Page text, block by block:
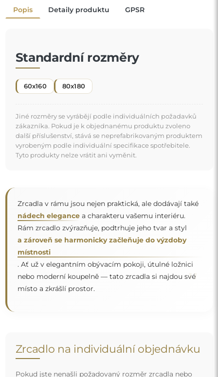
nádech elegancea charakteru vašemu interiéru.
. Ať už v elegantním obývacím pokoji, útulné ložnici
místo a zkrášlí prostor.
Zrcadlo na individuální objednávku
vyrobit, jsou200×300 cma kulatá zrcadla o průměru
200 cm. Zrcadla vyrábíme na individuální objednávku.
Doporučujeme zaslat poptávku spolu s projektem na
e-mailovou adresu:zrcadla@alfaram.cz.
objednané zrcadlo dorazilo zcela bezpečně do vašich
parkem a vyškoleným personálem, díky čemuž vám